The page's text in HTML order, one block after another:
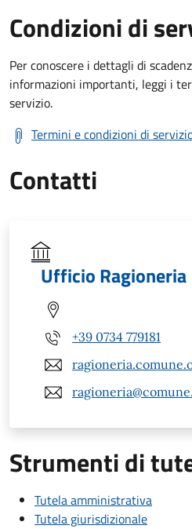
Condizioni di
Per conoscere i dettagli di
informazioni importanti, leggi i
servizio.
Termini e condizioni di
Contatti
Ufficio Ragioneria
+39 0734 779181
Strumenti di
Tutela amministrativa
Tutela giurisdizionale